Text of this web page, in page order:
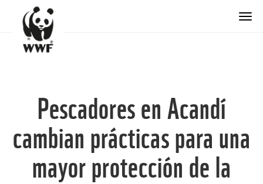
Pescadores en Acandí
cambian prácticas para una
mayor protección de la